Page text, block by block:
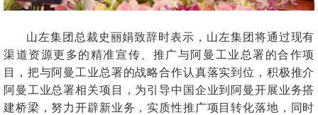
山左集团总裁史丽娟致辞时表示，山左集团将通过现有
渠道资源更多的精准宣传、推广与阿曼工业总署的合作项
目，把与阿曼工业总署的战略合作认真落实到位，积极推介
阿曼工业总署相关项目，为引导中国企业到阿曼开展业务搭
建桥梁，努力开辟新业务，实质性推广项目转化落地，同时